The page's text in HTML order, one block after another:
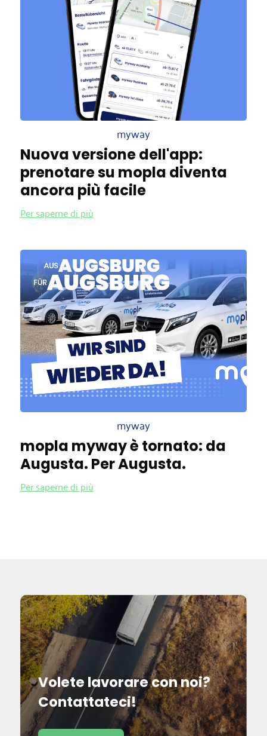
myway
Nuova versione dell'app:
prenotare su mopla diventa
ancora più facile
Per saperne di più
myway
mopla myway è tornato: da
Augusta. Per Augusta.
Per saperne di più
Volete lavorare con noi?
Contattateci!